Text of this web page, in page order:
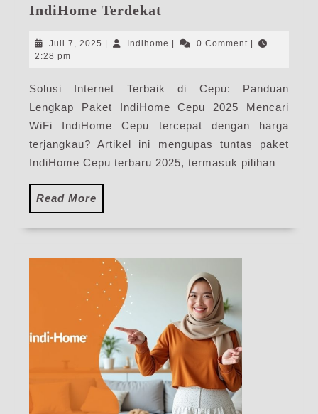
IndiHome Terdekat
|
IndiHome
Terdekat
Juli 7, 2025 Juli
Indihome Indihome0 Comment
2:28 pm
Solusi Internet Terbaik di Cepu: Panduan
Lengkap Paket IndiHome Cepu 2025 Mencari
WiFi IndiHome Cepu tercepat dengan harga
terjangkau? Artikel ini mengupas tuntas paket
IndiHome Cepu terbaru 2025, termasuk pilihan
Read More
More